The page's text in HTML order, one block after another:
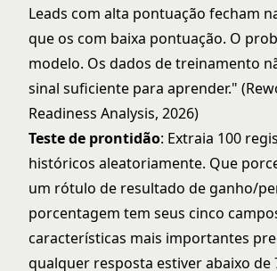
Leads com alta pontuação fecham
que os com baixa pontuação. O
modelo. Os dados de treinamento
sinal suficiente para aprender."
Readiness Analysis, 2026)
Teste de prontidão: Extraia 100
históricos aleatoriamente. Que
um rótulo de resultado de ganho/
porcentagem tem seus cinco
características mais importantes
qualquer resposta estiver abaixo de